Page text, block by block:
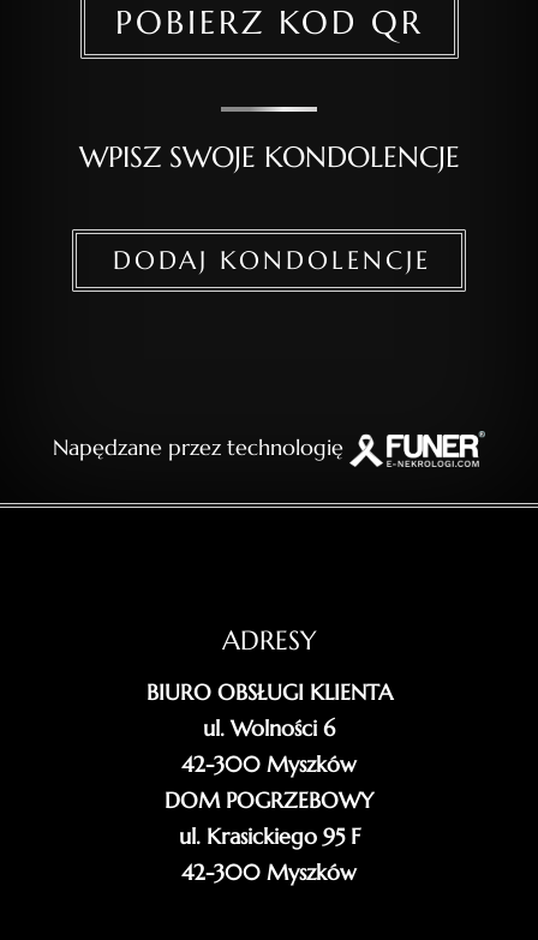
POBIERZ KOD QR
WPISZ SWOJE KONDOLENCJE
DODAJ KONDOLENCJE
Napędzane przez technologię
ADRESY
BIURO OBSŁUGI KLIENTA
ul. Wolności 6
42-300 Myszków
DOM POGRZEBOWY
ul. Krasickiego 95 F
42-300 Myszków